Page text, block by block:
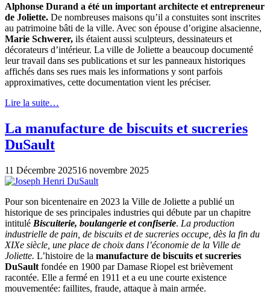
Alphonse Durand a été un important architecte et entrepreneur
de Joliette. De nombreuses maisons qu’il a constuites sont inscrites
au patrimoine bâti de la ville. Avec son épouse d’origine alsacienne,
Marie Schwerer, ils étaient aussi sculpteurs, dessinateurs et
décorateurs d’intérieur. La ville de Joliette a beaucoup documenté
leur travail dans ses publications et sur les panneaux historiques
affichés dans ses rues mais les informations y sont parfois
approximatives, cette documentation vient les préciser.
Lire la suite…
La manufacture de biscuits et sucreries
DuSault
11 Décembre 202516 novembre 2025
Pour son bicentenaire en 2023 la Ville de Joliette a publié un
historique de ses principales industries qui débute par un chapitre
intitulé Biscuiterie, boulangerie et confiserie. La production
industrielle de pain, de biscuits et de sucreries occupe, dès la fin du
XIXe siècle, une place de choix dans l’économie de la Ville de
Joliette. L’histoire de la manufacture de biscuits et sucreries
DuSault fondée en 1900 par Damase Riopel est brièvement
racontée. Elle a fermé en 1911 et a eu une courte existence
mouvementée: faillites, fraude, attaque à main armée.